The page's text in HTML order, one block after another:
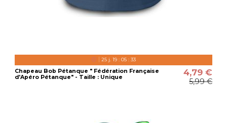
25j. 19: 05: 32
Chapeau Bob Pétanque " Fédération Française
d'Apéro Pétanque" - Taille : Unique
4,79 €
5,99 €